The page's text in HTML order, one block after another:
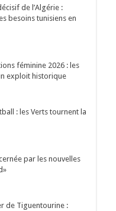
de l’Algérie :
besoins tunisiens en
féminine 2026 : les
exploit historique
: les Verts tournent la
par les nouvelles
de Tiguentourine :